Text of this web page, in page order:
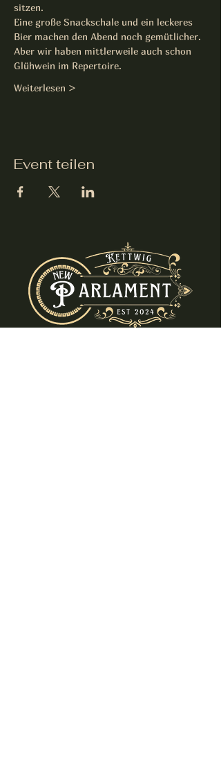
sitzen.
Eine große Snackschale und ein leckeres
Bier machen den Abend noch gemütlicher.
Aber wir haben mittlerweile auch schon
Glühwein im Repertoire.
Weiterlesen >
Event teilen